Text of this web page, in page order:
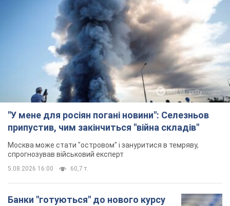
"У мене для росіян погані новини": Селезньов
припустив, чим закінчиться "війна складів"
Москва може стати "островом" і зануритися в темряву,
спрогнозував військовий експерт
5.08.2026 16:00 60,7 т.
Банки "готуються" до нового курсу